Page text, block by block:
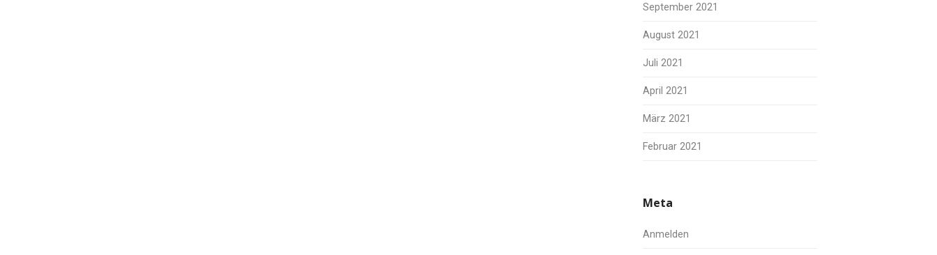
September 2021
August 2021
Juli 2021
April 2021
März 2021
Februar 2021
Meta
Anmelden